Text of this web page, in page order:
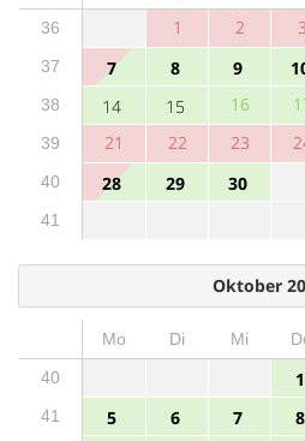
36
1 2 3
37 7 8 9
38 14 15 16
39 21 22 23
40 28 29 30
41
Oktober
Mo Di Mi
40
1
41 5 6 7 8